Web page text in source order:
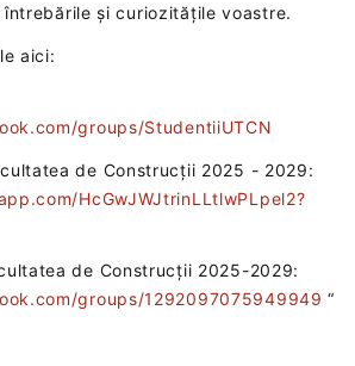
și curiozitățile voastre.
aici:
groups/StudentiiUTCN
de Construcții 2025 - 2029:
HcGwJWJtrinLLtlwPLpel2?
de Construcții 2025-2029:
groups/1292097075949949“